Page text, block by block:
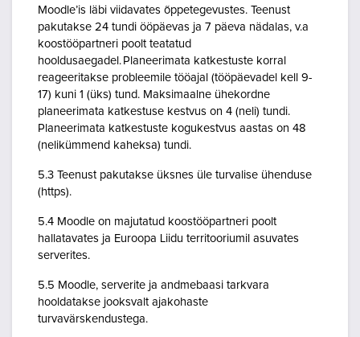
Moodle’is läbi viidavates õppetegevustes. Teenust
pakutakse 24 tundi ööpäevas ja 7 päeva nädalas, v.a
koostööpartneri poolt teatatud
hooldusaegadel. Planeerimata katkestuste korral
reageeritakse probleemile tööajal (tööpäevadel kell 9-
17) kuni 1 (üks) tund. Maksimaalne ühekordne
planeerimata katkestuse kestvus on 4 (neli) tundi.
Planeerimata katkestuste kogukestvus aastas on 48
(nelikümmend kaheksa) tundi.
5.3 Teenust pakutakse üksnes üle turvalise ühenduse
(https).
5.4 Moodle on majutatud koostööpartneri poolt
hallatavates ja Euroopa Liidu territooriumil asuvates
serverites.
5.5 Moodle, serverite ja andmebaasi tarkvara
hooldatakse jooksvalt ajakohaste
turvavärskendustega.